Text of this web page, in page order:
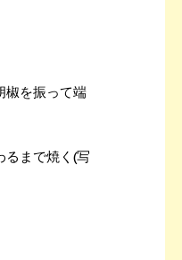
椒を振って端
るまで焼く(写